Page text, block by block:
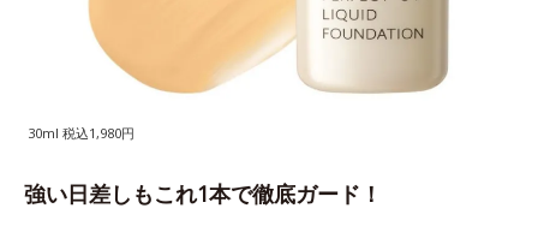
30ml 税込1,980円
強い日差しもこれ1本で徹底ガード！